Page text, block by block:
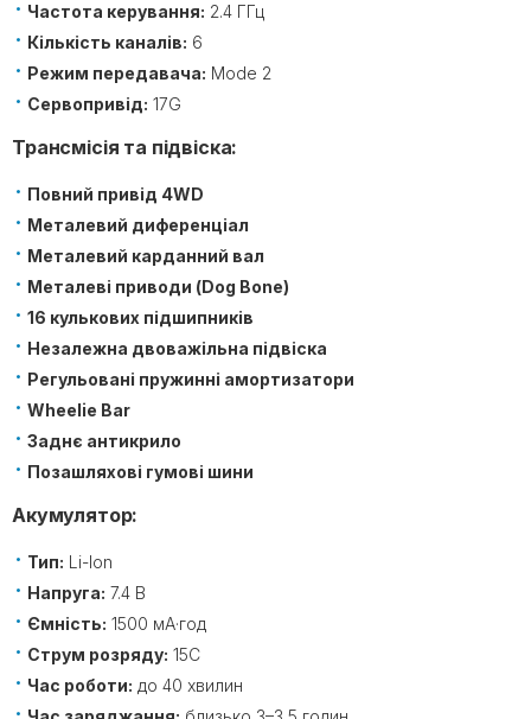
Частота керування: 2.4 ГГц
Кількість каналів: 6
Режим передавача: Mode 2
Сервопривід: 17G
Трансмісія та підвіска:
Повний привід 4WD
Металевий диференціал
Металевий карданний вал
Металеві приводи (Dog Bone)
16 кулькових підшипників
Незалежна двоважільна підвіска
Регульовані пружинні амортизатори
Wheelie Bar
Заднє антикрило
Позашляхові гумові шини
Акумулятор:
Тип: Li-Ion
Напруга: 7.4 В
Ємність: 1500 мА·год
Струм розряду: 15C
Час роботи: до 40 хвилин